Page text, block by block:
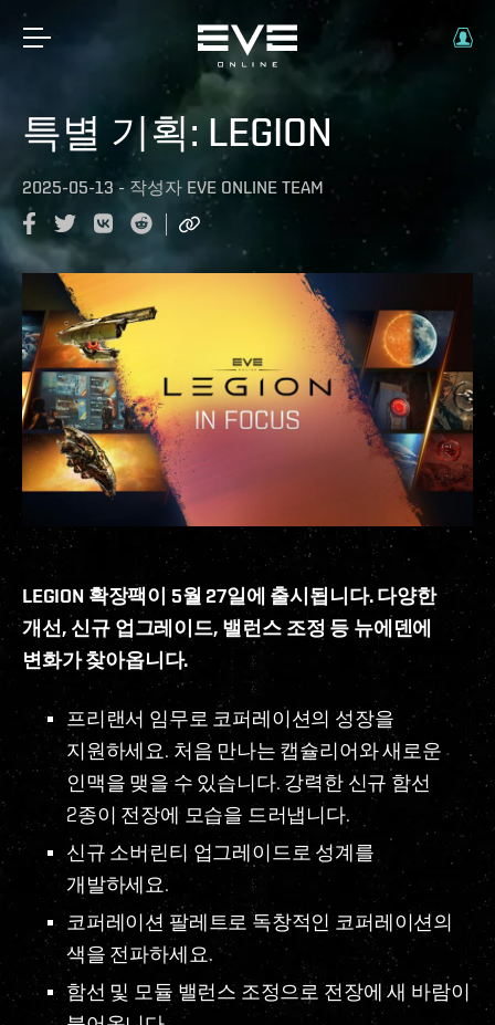
특별 기획: LEGION
2025-05-13 - 작성자 EVE ONLINE TEAM
LEGION 확장팩이 5월 27일에 출시됩니다. 다양한
개선, 신규 업그레이드, 밸런스 조정 등 뉴에덴에
변화가 찾아옵니다.
프리랜서 임무로 코퍼레이션의 성장을
지원하세요. 처음 만나는 캡슐리어와 새로운
인맥을 맺을 수 있습니다. 강력한 신규 함선
2종이 전장에 모습을 드러냅니다.
신규 소버린티 업그레이드로 성계를
개발하세요.
코퍼레이션 팔레트로 독창적인 코퍼레이션의
색을 전파하세요.
함선 및 모듈 밸런스 조정으로 전장에 새 바람이